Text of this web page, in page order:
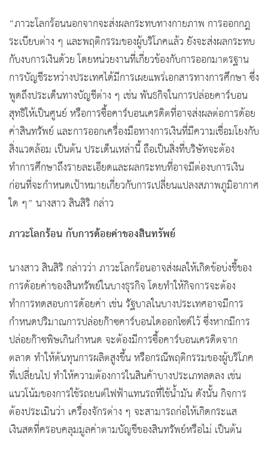
“ภาวะโลกร้อนนอกจากจะส่งผลกระทบทางกายภาพ การออกกฎ
ระเบียบต่าง ๆ และพฤติกรรมของผู้บริโภคแล้ว ยังจะส่งผลกระทบ
กับงบการเงินด้วย โดยหน่วยงานที่เกี่ยวข้องกับการออกมาตรฐาน
การบัญชีระหว่างประเทศได้มีการเผยแพร่เอกสารทางการศึกษา ซึ่ง
พูดถึงประเด็นทางบัญชีต่าง ๆ เช่น พันธกิจในการปล่อยคาร์บอน
สุทธิให้เป็นศูนย์ หรือการซื้อคาร์บอนเครดิตที่อาจส่งผลต่อการด้อย
ค่าสินทรัพย์ และการออกเครื่องมือทางการเงินที่มีความเชื่อมโยงกับ
สิ่งแวดล้อม เป็นต้น ประเด็นเหล่านี้ ถือเป็นสิ่งที่บริษัทจะต้อง
ทำการศึกษาถึงรายละเอียดและผลกระทบที่อาจมีต่องบการเงิน
ก่อนที่จะกำหนดเป้าหมายเกี่ยวกับการเปลี่ยนแปลงสภาพภูมิอากาศ
ใด ๆ” นางสาว สินสิริ กล่าว
ภาวะโลกร้อน กับการด้อยค่าของสินทรัพย์
นางสาว สินสิริ กล่าวว่า ภาวะโลกร้อนอาจส่งผลให้เกิดข้อบ่งชี้ของ
การด้อยค่าของสินทรัพย์ในบางธุรกิจ โดยทำให้กิจการจะต้อง
ทำการทดสอบการด้อยค่า เช่น รัฐบาลในบางประเทศอาจมีการ
กำหนดปริมาณการปล่อยก๊าซคาร์บอนไดออกไซด์ไว้ ซึ่งหากมีการ
ปล่อยก๊าซพิษเกินกำหนด จะต้องมีการซื้อคาร์บอนเครดิตจาก
ตลาด ทำให้ต้นทุนการผลิตสูงขึ้น หรือกรณีพฤติกรรมของผู้บริโภค
ที่เปลี่ยนไป ทำให้ความต้องการในสินค้าบางประเภทลดลง เช่น
แนวโน้มของการใช้รถยนต์ไฟฟ้าแทนรถที่ใช้น้ำมัน ดังนั้น กิจการ
ต้องประเมินว่า เครื่องจักรต่าง ๆ จะสามารถก่อให้เกิดกระแส
เงินสดที่ครอบคลุมมูลค่าตามบัญชีของสินทรัพย์หรือไม่ เป็นต้น